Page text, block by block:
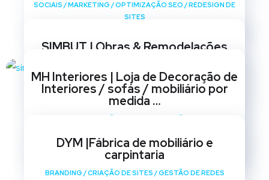
SOCIAIS /MARKETING /OPTIMIZAÇÃO SEO /REDESIGN DE
SITES
SIMBUT | Obras & Remodelações
SOCIAIS /MARKETING OPTIMIZAÇÃO SEO/ REDESIGN DE
SITES
MH Interiores | Loja de Decoração de
Interiores / sofás / mobiliário por
medida …
SITES
DYM |Fábrica de mobiliário e
carpintaria
BRANDING /CRIAÇÃO DE SITES /GESTÃO DE REDES